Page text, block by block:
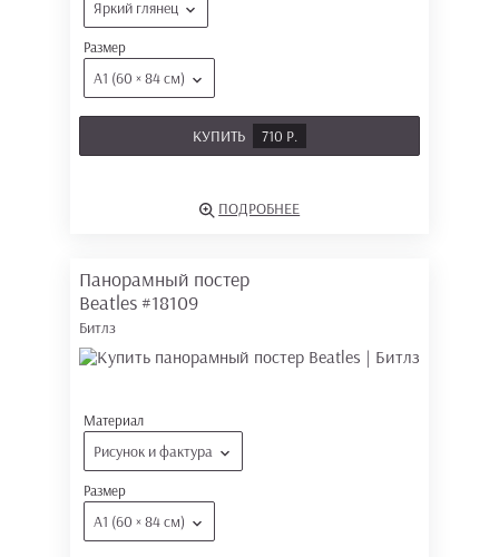
Яркий глянец
Размер
А1 (60 × 84 см)
КУПИТЬ 710 Р.
ПОДРОБНЕЕ
Панорамный постер
Beatles #18109
Битлз
Материал
Рисунок и фактура
Размер
А1 (60 × 84 см)